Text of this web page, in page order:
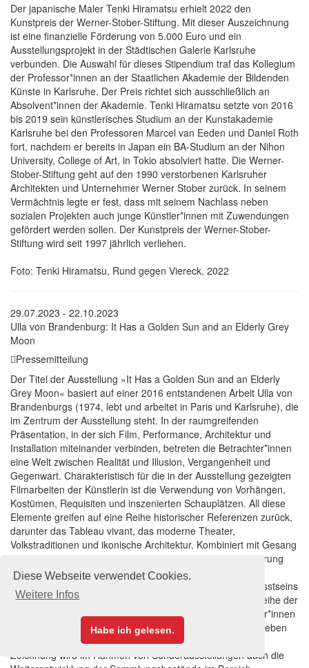
Diese Webseite verwendet Cookies.
Weitere Infos
Habe ich gelesen.
Der japanische Maler Tenki Hiramatsu erhielt 2022 den
Kunstpreis der Werner-Stober-Stiftung. Mit dieser Auszeichnung
ist eine finanzielle Förderung von 5.000 Euro und ein
Ausstellungsprojekt in der Städtischen Galerie Karlsruhe
verbunden. Die Auswahl für dieses Stipendium traf das Kollegium
der Professor*innen an der Staatlichen Akademie der Bildenden
Künste in Karlsruhe. Der Preis richtet sich ausschließlich an
Absolvent*innen der Akademie. Tenki Hiramatsu setzte von 2016
bis 2019 sein künstlerisches Studium an der Kunstakademie
Karlsruhe bei den Professoren Marcel van Eeden und Daniel Roth
fort, nachdem er bereits in Japan ein BA-Studium an der Nihon
University, College of Art, in Tokio absolviert hatte. Die Werner-
Stober-Stiftung geht auf den 1990 verstorbenen Karlsruher
Architekten und Unternehmer Werner Stober zurück. In seinem
Vermächtnis legte er fest, dass mit seinem Nachlass neben
sozialen Projekten auch junge Künstler*innen mit Zuwendungen
gefördert werden sollen. Der Kunstpreis der Werner-Stober-
Stiftung wird seit 1997 jährlich verliehen.
Foto: Tenki Hiramatsu, Rund gegen Viereck, 2022
29.07.2023 - 22.10.2023
Ulla von Brandenburg: It Has a Golden Sun and an Elderly Grey
Moon
Pressemitteilung
Der Titel der Ausstellung »It Has a Golden Sun and an Elderly
Grey Moon« basiert auf einer 2016 entstandenen Arbeit Ulla von
Brandenburgs (1974, lebt und arbeitet in Paris und Karlsruhe), die
im Zentrum der Ausstellung steht. In der raumgreifenden
Präsentation, in der sich Film, Performance, Architektur und
Installation miteinander verbinden, betreten die Betrachter*innen
eine Welt zwischen Realität und Illusion, Vergangenheit und
Gegenwart. Charakteristisch für die in der Ausstellung gezeigten
Filmarbeiten der Künstlerin ist die Verwendung von Vorhängen,
Kostümen, Requisiten und inszenierten Schauplätzen. All diese
Elemente greifen auf eine Reihe historischer Referenzen zurück,
darunter das Tableau vivant, das moderne Theater,
Volkstraditionen und ikonische Architektur. Kombiniert mit Gesang
und Bewegung suggerieren sie eine symbolische Inszenierung
zwischenmenschlicher Begegnungen, von Ritualen und
Bräuchen, die verschiedene Ebenen des kollektiven Bewusstseins
erforschen. »zwischenräume« ist eine neue Ausstellungsreihe der
Städtischen Galerie Karlsruhe, in der Arbeiten von Künstler*innen
aus den Bereichen Video und Installation zu sehen sind. Neben
den traditionellen Schwerpunkten Malerei, Skulptur und
Zeichnung wird im Rahmen von Sonderausstellungen auch die